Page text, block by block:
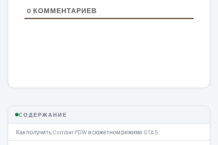
0 КОММЕНТАРИЕВ
СОДЕРЖАНИЕ
Как получить Combat PDW в сюжетном режиме GTA 5: